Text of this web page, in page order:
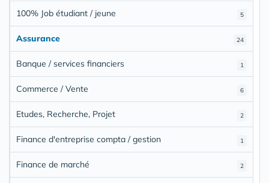
5
100% Job étudiant / jeune
24
Assurance
1
Banque / services financiers
6
Commerce / Vente
2
Etudes, Recherche, Projet
1
Finance d'entreprise compta / gestion
2
Finance de marché